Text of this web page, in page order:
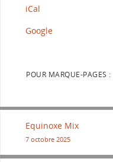
iCal
Google
POUR MARQUE-PAGES :
Equinoxe Mix
7 octobre 2025